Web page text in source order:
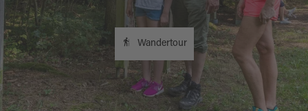
Wandertour